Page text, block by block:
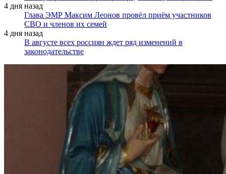
4 дня назад
Глава ЭМР Максим Леонов провёл приём участников
СВО и членов их семей
4 дня назад
В августе всех россиян ждет ряд изменений в
законодательстве